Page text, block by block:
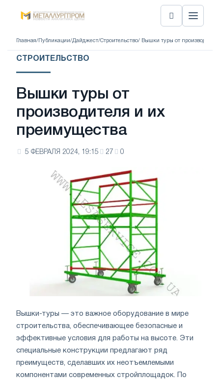
Главная/ Публикации/Дайджест/Строительство/ Вышки туры от
СТРОИТЕЛЬСТВО
Вышки туры от
производителя и их
преимущества
5 ФЕВРАЛЯ 2024, 19:15 27 0
Вышки-туры — это важное оборудование в мире
строительства, обеспечивающее безопасные и
эффективные условия для работы на высоте. Эти
специальные конструкции предлагают ряд
преимуществ, сделавших их неотъемлемыми
компонентами современных стройплощадок. По